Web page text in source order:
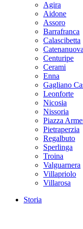
Agira
Aidone
Assoro
Barrafranca
Calascibetta
Catenanuova
Centuripe
Cerami
Enna
Gagliano
Leonforte
Nicosia
Nissoria
Piazza
Pietraperzia
Regalbuto
Sperlinga
Troina
Valguarnera
Villapriolo
Villarosa
Storia